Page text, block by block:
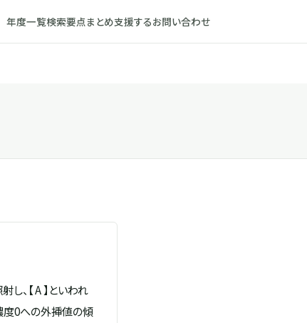
年度一覧検索要点まとめ支援するお問い合わせ
、【 A 】といわれ
度0への外挿値の傾